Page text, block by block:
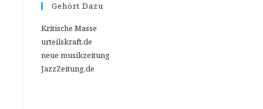
Gehört Dazu
Kritische Masse
urteilskraft.de
neue musikzeitung
JazzZeitung.de